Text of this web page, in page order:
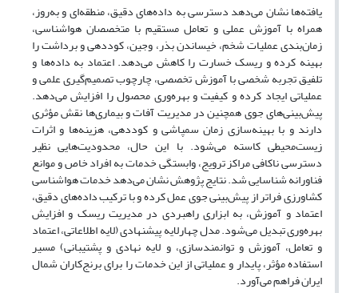
یافته‌ها نشان می‌دهد دسترسی به داده‌های دقیق، منطقه‌ای و به‌روز،
همراه با آموزش عملی و تعامل مستقیم با متخصصان هواشناسی،
زمان‌بندی عملیات شخم، خیساندن بذر، وجین، کوددهی و برداشت را
بهینه کرده و ریسک خسارت را کاهش می‌دهد. اعتماد به داده‌ها و
تلفیق تجربه شخصی با آموزش تخصصی، چارچوب تصمیم‌گیری علمی و
عملیاتی ایجاد کرده و کیفیت و بهره‌وری محصول را افزایش می‌دهد.
پیش‌بینی‌های جوی همچنین در مدیریت آفات و بیماری‌ها نقش مؤثری
دارند و با بهینه‌سازی زمان سمپاشی و کوددهی، هزینه‌ها و اثرات
زیست‌محیطی کاسته می‌شود. با این حال، محدودیت‌هایی نظیر
دسترسی ناکافی مراکز ترویج، وابستگی خدمات به افراد خاص و موانع
فناورانه شناسایی شد. نتایج پژوهش نشان می‌دهد خدمات هواشناسی
کشاورزی فراتر از پیش‌بینی جوی عمل کرده و با ترکیب داده‌های دقیق،
اعتماد و آموزش، به ابزاری راهبردی در مدیریت ریسک و افزایش
بهره‌وری تبدیل می‌شود. مدل چهارلایه پیشنهادی (لایه اطلاعاتی، اعتماد
و تعامل، آموزش و توانمندسازی، و لایه نهادی و پشتیبانی) مسیر
استفاده مؤثر، پایدار و عملیاتی از این خدمات را برای برنج‌کاران شمال
ایران فراهم می‌آورد.